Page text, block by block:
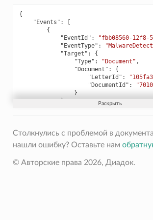
{
"Events" :
[
{
"EventId" :
"fbb08560-12f8-
"EventType" :
"Target" :
{
"Type" : "Document" ,
"Document" :
{
"LetterId" :
"DocumentId" :
}
},
"TimestampTicks"
"Details": "Content:
}
"LastIndexKey": "AAEAAAAAAAAAAQ=="
Столкнулись с проблемой в
нашли ошибку? Оставьте нам
© Авторские права 2026, Диадок.